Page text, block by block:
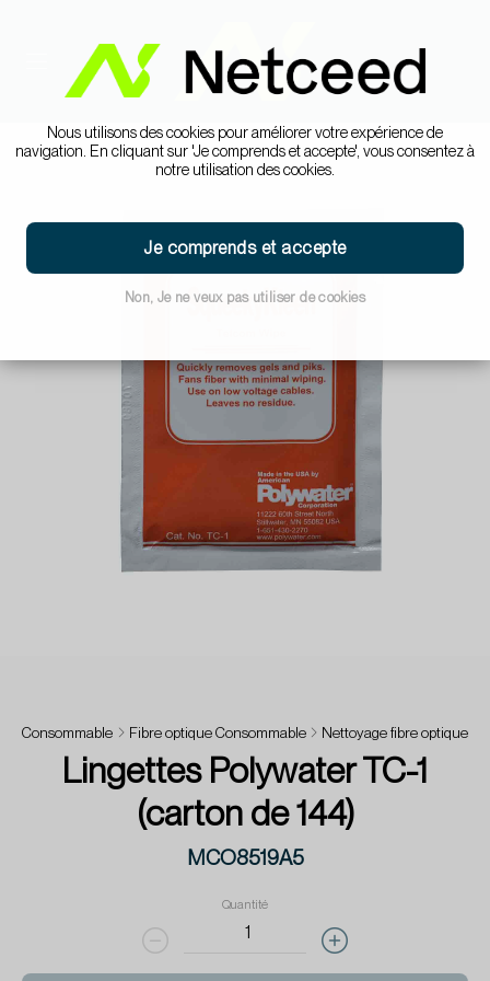
Nous utilisons des cookies pour améliorer votre expérience de
navigation. En cliquant sur 'Je comprends et accepte', vous consentez à
notre utilisation des cookies.
Je comprends et accepte
Non, Je ne veux pas utiliser de cookies
Consommable Fibre optique Consommable Nettoyage fibre optique
Lingettes Polywater TC-1
(carton de 144)
MCO8519A5
Quantité